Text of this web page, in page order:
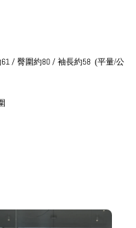
/ 臀圍約80 / 袖長約58 (平量/公